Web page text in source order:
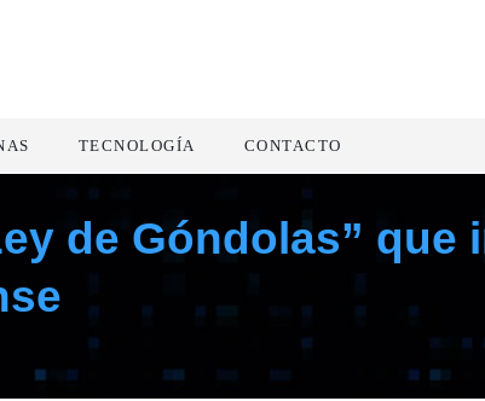
TECNOLOGÍA CONTACTO
de Góndolas” que